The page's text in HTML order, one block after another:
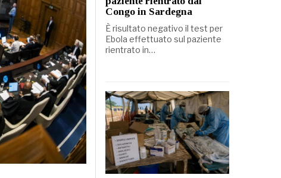
Congo in Sardegna
È risultato negativo il test per
Ebola effettuato sul paziente
rientrato in…